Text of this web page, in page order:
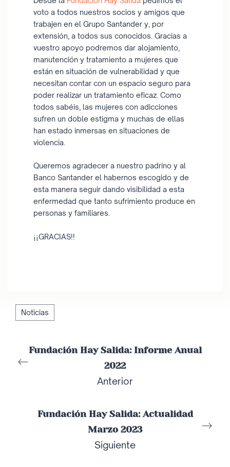
voto a todos nuestros socios y amigos que
trabajen en el Grupo Santander y, por
extensión, a todos sus conocidos. Gracias a
vuestro apoyo podremos dar alojamiento,
manutención y tratamiento a mujeres que
están en situación de vulnerabilidad y que
necesitan contar con un espacio seguro para
poder realizar un tratamiento eficaz. Como
todos sabéis, las mujeres con adicciones
sufren un doble estigma y muchas de ellas
han estado inmersas en situaciones de
violencia.
Queremos agradecer a nuestro padrino y al
Banco Santander el habernos escogido y de
esta manera seguir dando visibilidad a esta
enfermedad que tanto sufrimiento produce en
personas y familiares.
¡¡GRACIAS!!
Noticias
Fundación Hay Salida: Informe Anual
2022
Anterior
Fundación Hay Salida: Actualidad
Marzo 2023
Siguiente